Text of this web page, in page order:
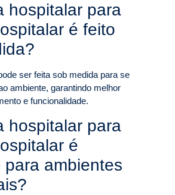
hospitalar para
é feito
ser feita sob medida para se
ambiente, garantindo melhor
e funcionalidade.
hospitalar para
é
para ambientes